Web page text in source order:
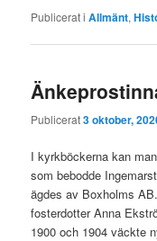
Publicerat i Allmänt,
Publicerat3 oktober,
I kyrkböckerna kan
som bebodde
ägdes av Boxholms
fosterdotter Anna
1900 och 1904 väckte